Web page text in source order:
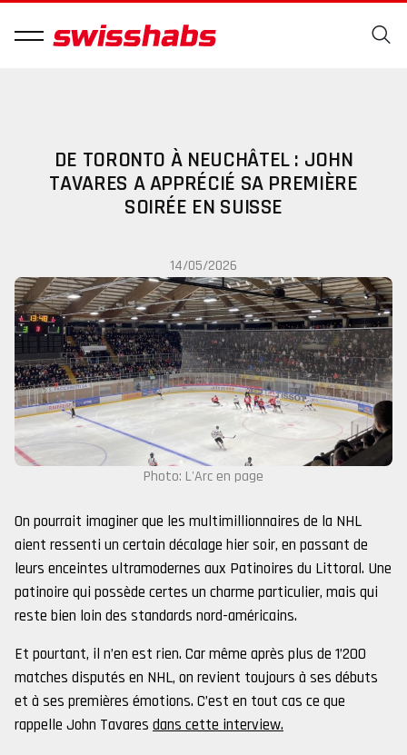
DE TORONTO À NEUCHÂTEL : JOHN
TAVARES A APPRÉCIÉ SA PREMIÈRE
SOIRÉE EN SUISSE
14/05/2026
Photo: L'Arc en page
On pourrait imaginer que les multimillionnaires de la NHL
aient ressenti un certain décalage hier soir, en passant de
leurs enceintes ultramodernes aux Patinoires du Littoral. Une
patinoire qui possède certes un charme particulier, mais qui
reste bien loin des standards nord-américains.
Et pourtant, il n’en est rien. Car même après plus de 1’200
matches disputés en NHL, on revient toujours à ses débuts
et à ses premières émotions. C’est en tout cas ce que
rappelle John Tavares dans cette interview.